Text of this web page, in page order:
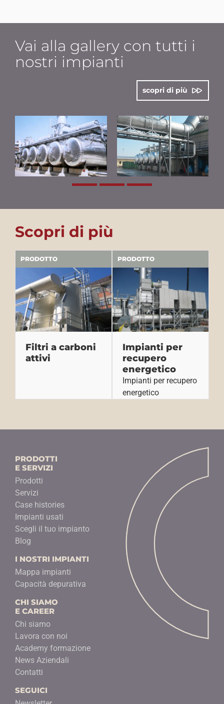
Vai alla gallery con tutti i
nostri impianti
scopri di più
Scopri di più
PRODOTTO
Filtri a carboni
attivi
PRODOTTO
Impianti per
recupero
energetico
Impianti per recupero
energetico
PRODOTTI
E SERVIZI
Prodotti
Servizi
Case histories
Impianti usati
Scegli il tuo impianto
Blog
I NOSTRI IMPIANTI
Mappa impianti
Capacità depurativa
CHI SIAMO
E CAREER
Chi siamo
Lavora con noi
Academy formazione
News Aziendali
Contatti
SEGUICI